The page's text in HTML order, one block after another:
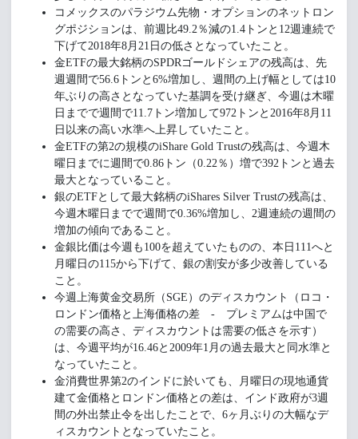
コメックスのパラジウム先物・オプションのネットロン
グポジションは、前週比49.2％減の1.4トンと12週連続で
下げて2018年8月21日の低さとなっていたこと。
金ETFの最大銘柄のSPDRゴールドシェアの残高は、先
週週間で56.6トンと6%増加し、週間の上げ幅としては10
年ぶりの高さとなっていた基調を受け継ぎ、今週は木曜
日までで週間で11.7トン増加して972トンと2016年8月11
日以来の高い水準へ上昇していたこと。
金ETFの第2の規模のiShare Gold Trustの残高は、今週木
曜日までに週間で0.86トン（0.22％）増で392トンと過去
最大となっていること。
銀のETFとして最大銘柄のiShares Silver Trustの残高は、
今週木曜日までで週間で0.36%増加し、2週連続の週間の
増加の傾向であること。
金銀比価は今週も100を超えていたものの、本日111へと
月曜日の115から下げて、銀の割安が多少改善している
こと。
今週上海黄金交易所（SGE）のディスカウント（ロコ・
ロンドン価格と上海価格の差 - プレミアムは中国で
の需要の高さ、ディスカウントは需要の低さを示す）
は、今週平均が16.46と2009年1月の過去最大と同水準と
なっていたこと。
金消費世界第2のインドに於いても、月曜日の現地通貨
建て金価格とロンドン価格との差は、インド政府が3週
間の外出禁止令を出したことで、6ヶ月ぶりの大幅なデ
ィスカウントとなっていたこと。